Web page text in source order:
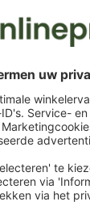
U kunt